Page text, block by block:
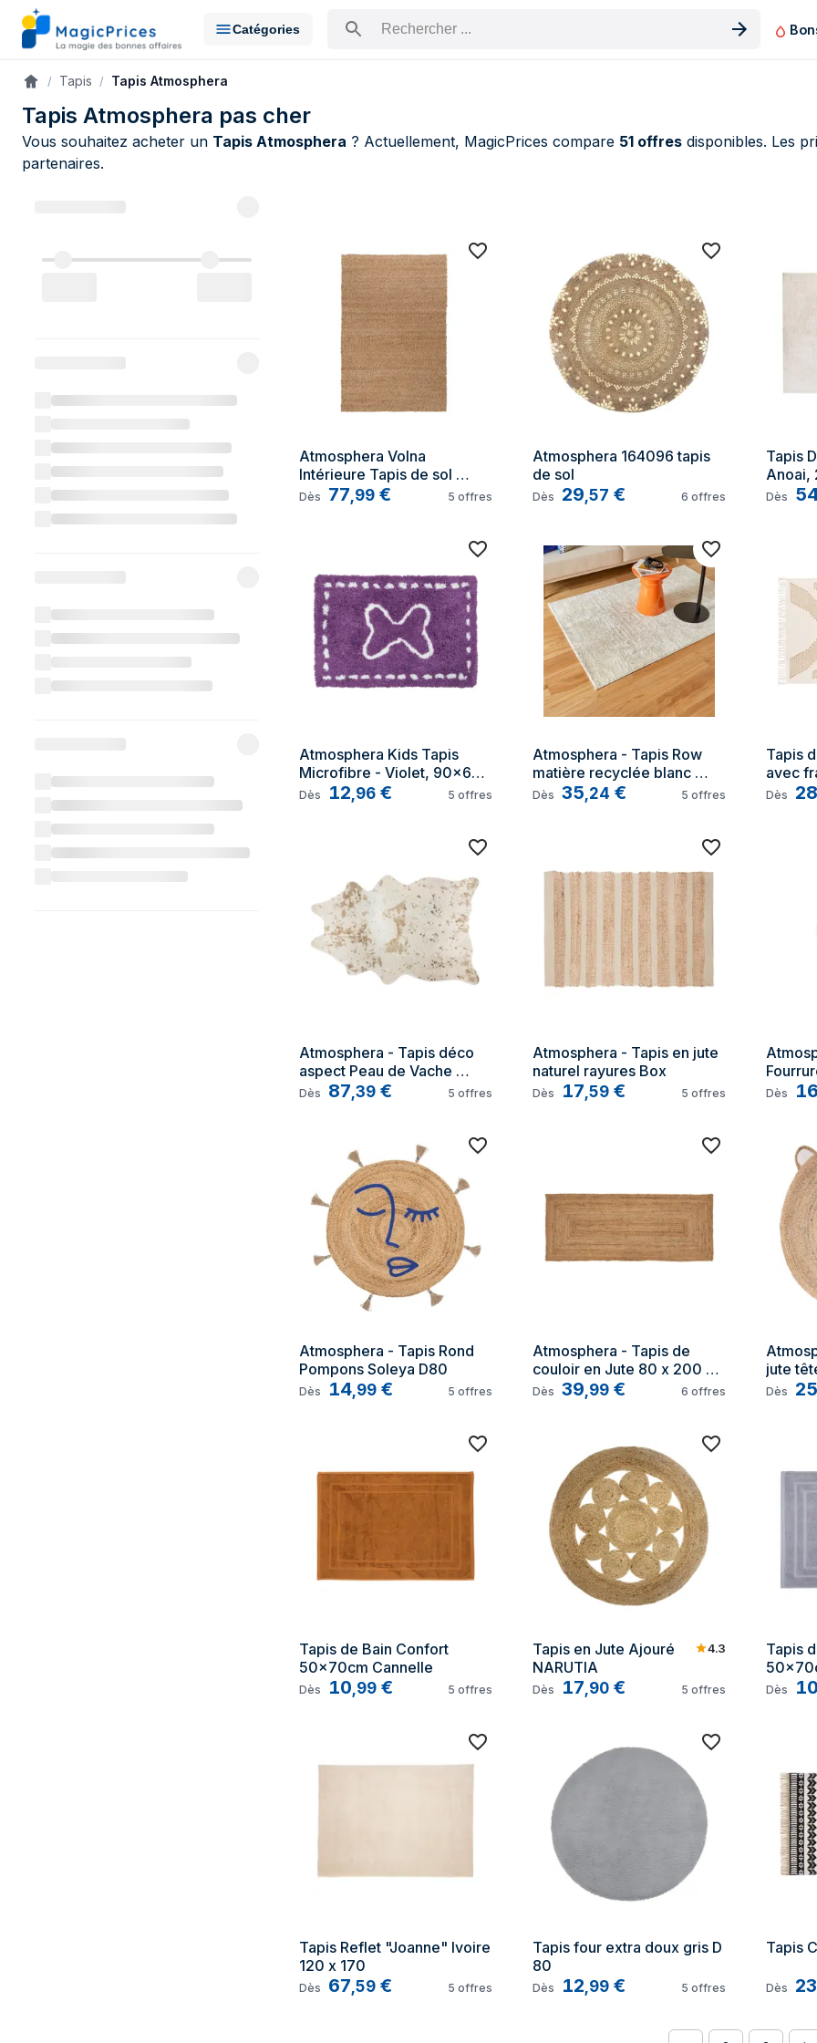
Catégories
Rechercher un produit
AccueilTapis Tapis Atmosphera
Tapis Atmosphera pas cher
Vous souhaitez acheter un Tapis Atmosphera ? Actuellement, MagicPrices compare 51 offres disponibles. Les
partenaires.
Catalogue Atmosphera Tapis (51 produits)
Atmosphera Volna
Intérieure Tapis de sol
Rectangle Acrylique,
Dès 77,99 € 5 offres
Atmosphera 164096 tapis
de sol
Dès 29,57 € 6 offres
Tapis
Anoai,
Dès
Atmosphera Kids Tapis
Microfibre - Violet, 90x60
cm
Dès 12,96 € 5 offres
Atmosphera - Tapis Row
matière recyclée blanc
chaud 100x150cm créateur
Dès 35,24 € 5 offres
Tapis
avec
Dès 28
Atmosphera - Tapis déco
aspect Peau de Vache
beige et doré 190 x 150 cm
Dès 87,39 € 5 offres
Atmosphera - Tapis en jute
naturel rayures Box
Dès 17,59 € 5 offres Dès 16
Atmosphera - Tapis Rond
Pompons Soleya D80
Dès 14,99 € 5 offres
Atmosphera - Tapis de
couloir en Jute 80 x 200
cm
Dès 39,99 € 6 offres
jute
d 100
Dès 25
Tapis de Bain Confort
50x70cm Cannelle
Dès 10,99 € 5 offres
Tapis en Jute Ajouré
NARUTIA
4.3
Dès 17,90 € 5 offres
Tapis
Dès 10
Tapis Reflet "Joanne" Ivoire
120 x 170
Dès 67,59 € 5 offres
Tapis four extra doux gris D
80
Dès 12,99 € 5 offres
Tapis
Dès 23